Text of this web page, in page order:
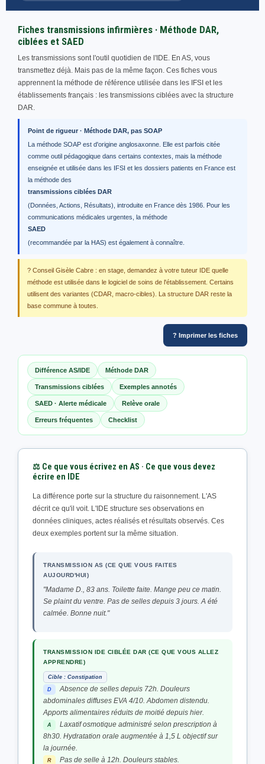
Fiches transmissions infirmières · Méthode DAR,
ciblées et SAED
Les transmissions sont l'outil quotidien de l'IDE. En AS, vous
transmettez déjà. Mais pas de la même façon. Ces fiches vous
apprennent la méthode de référence utilisée dans les IFSI et les
établissements français : les transmissions ciblées avec la structure
DAR.
Point de rigueur · Méthode DAR, pas SOAP
La méthode SOAP est d'origine anglosaxonne. Elle est parfois citée
comme outil pédagogique dans certains contextes, mais la méthode
enseignée et utilisée dans les IFSI et les dossiers patients en France est
la méthode des
transmissions ciblées DAR
(Données, Actions, Résultats), introduite en France dès 1986. Pour les
communications médicales urgentes, la méthode
SAED
(recommandée par la HAS) est également à connaître.
? Conseil Gisèle Cabre : en stage, demandez à votre tuteur IDE quelle
méthode est utilisée dans le logiciel de soins de l'établissement. Certains
utilisent des variantes (CDAR, macro-cibles). La structure DAR reste la
base commune à toutes.
?️ Imprimer les fiches
Différence AS/IDE Méthode DAR
Transmissions ciblées Exemples annotés
SAED · Alerte médicale Relève orale
Erreurs fréquentes Checklist
⚖️ Ce que vous écrivez en AS · Ce que vous devez
écrire en IDE
La différence porte sur la structure du raisonnement. L'AS
décrit ce qu'il voit. L'IDE structure ses observations en
données cliniques, actes réalisés et résultats observés. Ces
deux exemples portent sur la même situation.
TRANSMISSION AS (CE QUE VOUS FAITES
AUJOURD'HUI)
"Madame D., 83 ans. Toilette faite. Mange peu ce matin.
Se plaint du ventre. Pas de selles depuis 3 jours. A été
calmée. Bonne nuit."
TRANSMISSION IDE CIBLÉE DAR (CE QUE VOUS ALLEZ
APPRENDRE)
Cible : Constipation
D
Absence de selles depuis 72h. Douleurs
abdominales diffuses EVA 4/10. Abdomen distendu.
Apports alimentaires réduits de moitié depuis hier.
A
Laxatif osmotique administré selon prescription à
8h30. Hydratation orale augmentée à 1,5 L objectif sur
la journée.
R
Pas de selle à 12h. Douleurs stables.